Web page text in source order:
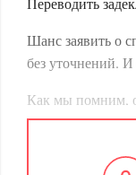
Шанс заявить о
без уточнений. И
Как мы помним,